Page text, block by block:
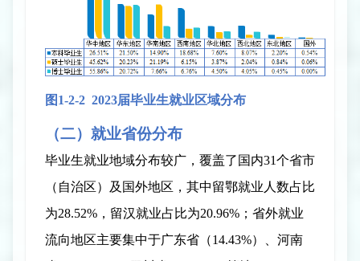
图1-2-2 2023届毕业生就业区域分布
（二） 就业省份分布
毕业生就业地域分布较广，覆盖了国内31个省市
（自治区）及国外地区，其中留鄂就业人数占比
为28.52% ，留汉就业占比为20.96% ；省外就业
流向地区主要集中于广东省（14.43%）、河南